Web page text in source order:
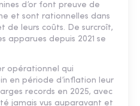
d’or font preuve de
et sont rationnelles dans
de leurs coûts. De surcroît,
apparues depuis 2021 se
opérationnel qui
en période d’inflation leur
records en 2025, avec
jamais vus auparavant et